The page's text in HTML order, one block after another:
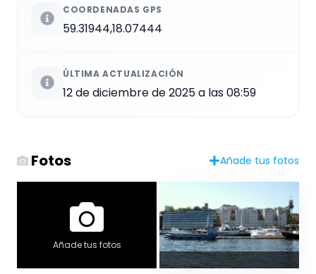
COORDENADAS GPS
59.31944,18.07444
ÚLTIMA ACTUALIZACIÓN
12 de diciembre de 2025 a las 08:59
Fotos Añade tus fotos
Añade tus fotos